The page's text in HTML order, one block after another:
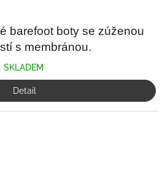
barefoot boty se zúženou
s membránou.
SKLADEM
Detail